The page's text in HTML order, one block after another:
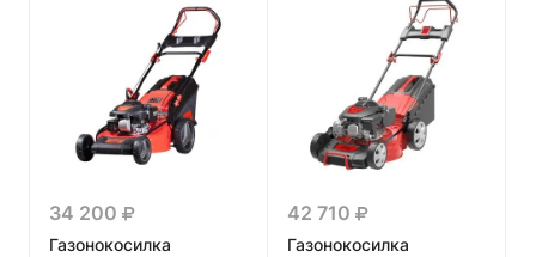
34 200
Газонокосилка
42 710
Газонокосилка